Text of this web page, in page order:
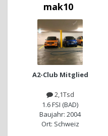
mak10
A2-Club Mitglied
2,1Tsd
1.6 FSI (BAD)
Baujahr: 2004
Ort: Schweiz